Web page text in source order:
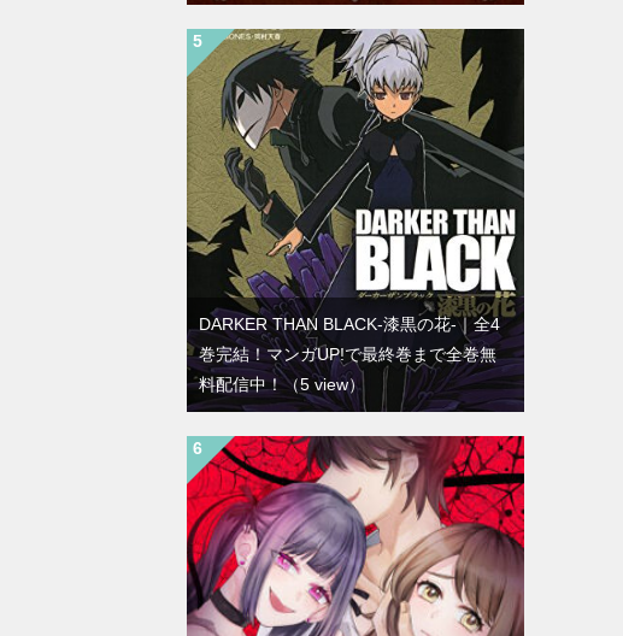
DARKER THAN BLACK-漆黒の花-｜全4
巻完結！マンガUP!で最終巻まで全巻無
料配信中！（5 view）